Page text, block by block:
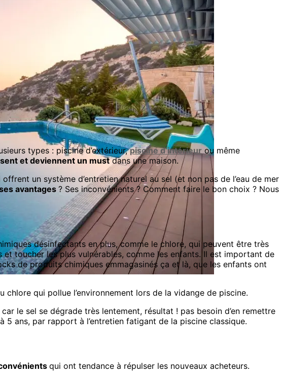
types : piscine d’extérieur,piscine d’intérieur ou même
et deviennent un mustdans une maison.
offrent un système d’entretien naturel au sel (et non pas de l’eau de mer
avantages? Ses inconvénients ? Comment faire le bon choix ? Nous
désinfectants en plus, comme le chlore, qui peuvent être très
toucher les plus vulnérables, comme les enfants. Il est important de
de produits chimiques emmagasinés ça et là, que les enfants ont
chlore qui pollue l’environnement lors de la vidange de piscine.
le sel se dégrade très lentement, résultat ! pas besoin d’en remettre
5 ans, par rapport à l’entretien fatigant de la piscine classique.
qui ont tendance à répulser les nouveaux acheteurs.